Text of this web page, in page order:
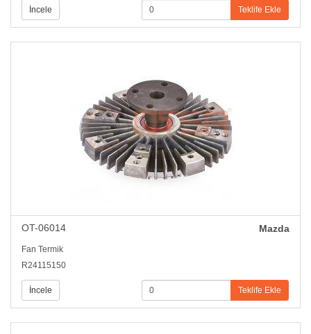
İncele Teklife Ekle
OT-06014 Mazda
Fan Termik
R24115150
İncele Teklife Ekle